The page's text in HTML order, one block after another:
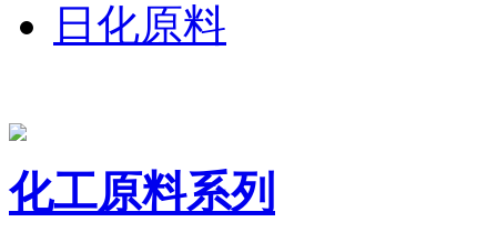
日化原料
化工原料系列